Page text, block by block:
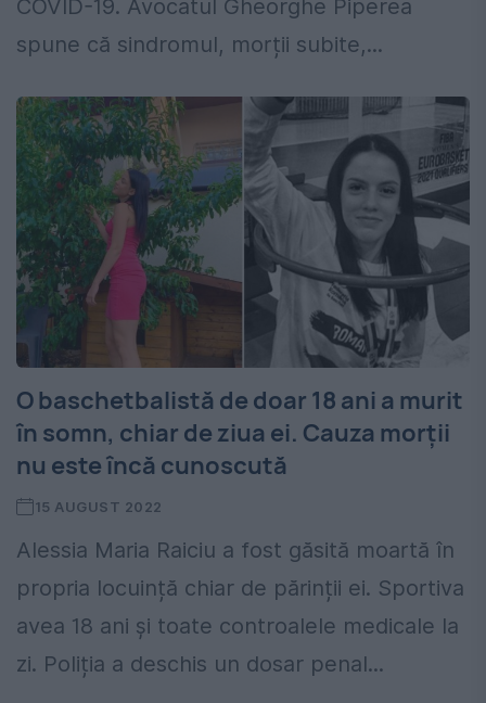
COVID-19. Avocatul Gheorghe Piperea
spune că sindromul, morții subite,...
O baschetbalistă de doar 18 ani a murit
în somn, chiar de ziua ei. Cauza morții
nu este încă cunoscută
15 AUGUST 2022
Alessia Maria Raiciu a fost găsită moartă în
propria locuință chiar de părinții ei. Sportiva
avea 18 ani și toate controalele medicale la
zi. Poliția a deschis un dosar penal...